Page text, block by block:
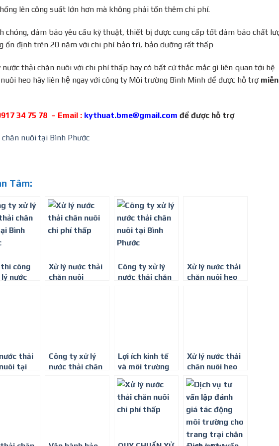
lên công suất lớn hơn mà không phải tốn thêm chi phí.
chóng, đảm bảo yêu cầu kỹ thuật, thiết bị được cung cấp tốt đảm bảo chất
ổn định trên 20 năm với chi phí bảo trì, bảo dưỡng rất thấp
thải chăn nuôi với chi phí thấp hay có bất cứ thắc mắc gì liên quan tới hệ
heo hãy liên hệ ngay với công ty Môi trường Bình Minh để được hỗ trợ miễn
34 75 78 – Email : kythuat.bme@gmail.com để được hỗ trợ
nuôi tại Bình Phước
Tâm:
thi công
nước
Xử lý nước thải
chăn nuôi
Công ty xử lý
nước thải chăn
Xử lý nước thải
chăn nuôi heo
thải
tại
Công ty xử lý
nước thải chăn
Lợi ích kinh tế
và môi trường
khi xử lý nước
thải chăn nuôi
Xử lý nước thải
chăn nuôi heo
(lợn) chi phí
thấp nhất toàn
quốc